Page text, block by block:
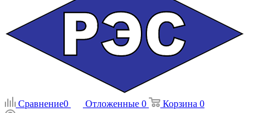
Сравнение0 Отложенные 0 Корзина 0